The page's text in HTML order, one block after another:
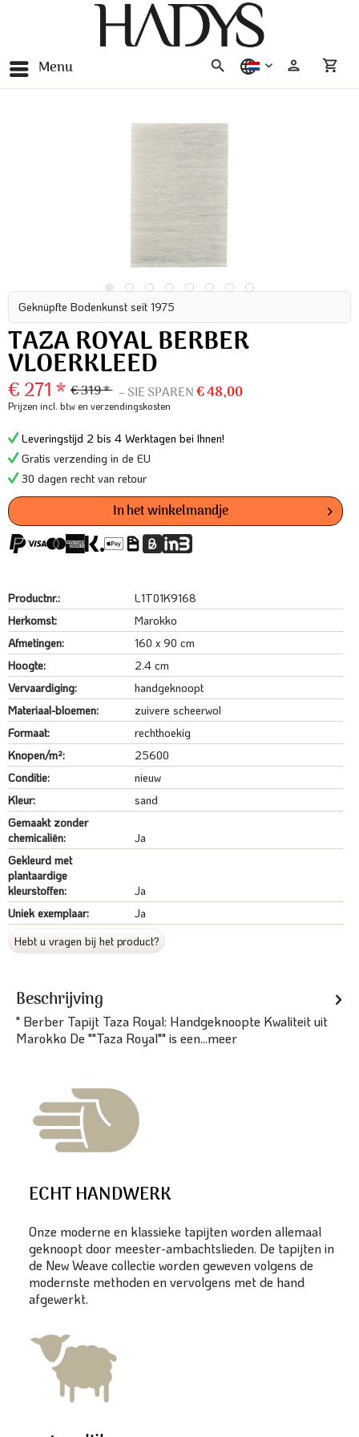
Menu nederlands
Geknüpfte Bodenkunst seit 1975
TAZA ROYAL BERBER
VLOERKLEED
€ 271 * € 319 * – SIE SPAREN€ 48,00
Prijzen incl. btwen verzendingskosten
Leveringstijd 2 bis 4 Werktagen bei Ihnen!
Gratis verzending in de EU
30 dagen recht van retour
In het winkelmandje
Productnr.:
L1T01K9168
Herkomst:
Marokko
Afmetingen:
160 x 90 cm
Hoogte:
2.4 cm
Vervaardiging:
handgeknoopt
Materiaal-bloemen:
zuivere scheerwol
Formaat:
rechthoekig
Knopen/m²:
25600
Conditie:
nieuw
Kleur:
sand
Gemaakt zonder
chemicaliën:
Ja
Gekleurd met
plantaardige
kleurstoffen:
Ja
Uniek exemplaar:
Ja
Hebt u vragen bij het product?
Beschrijving
" Berber Tapijt Taza Royal: Handgeknoopte Kwaliteit uit
Marokko De ""Taza Royal"" is een...meer
ECHT HANDWERK
Onze moderne en klassieke tapijten worden allemaal
geknoopt door meester-ambachtslieden. De tapijten in
de New Weave collectie worden geweven volgens de
modernste methoden en vervolgens met de hand
afgewerkt.